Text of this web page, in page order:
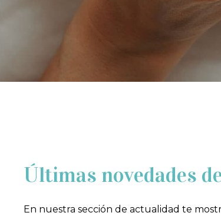
Últimas novedades
En nuestra sección de actualidad te